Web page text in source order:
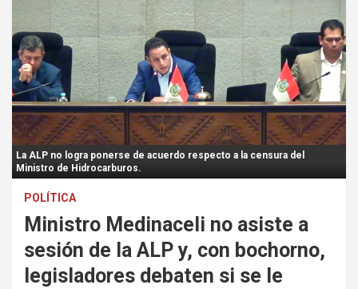
m
e
n
t
:
La ALP no logra ponerse de acuerdo respecto a la censura del
Ministro de Hidrocarburos.
POLÍTICA
Ministro Medinaceli no asiste a
sesión de la ALP y, con bochorno,
legisladores debaten si se le